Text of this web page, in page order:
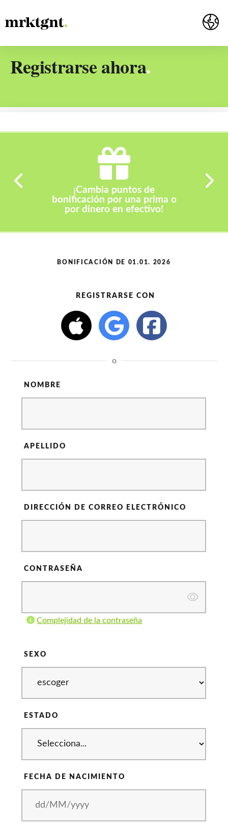
Registrarse ahora.
¡Cambia puntos de
bonificación por una prima o
por dinero en efectivo!
BONIFICACIÓN DE 01.01. 2026
REGISTRARSE CON
o
NOMBRE
APELLIDO
DIRECCIÓN DE CORREO ELECTRÓNICO
CONTRASEÑA
Complejidad de la contraseña
SEXO
ESTADO
FECHA DE NACIMIENTO